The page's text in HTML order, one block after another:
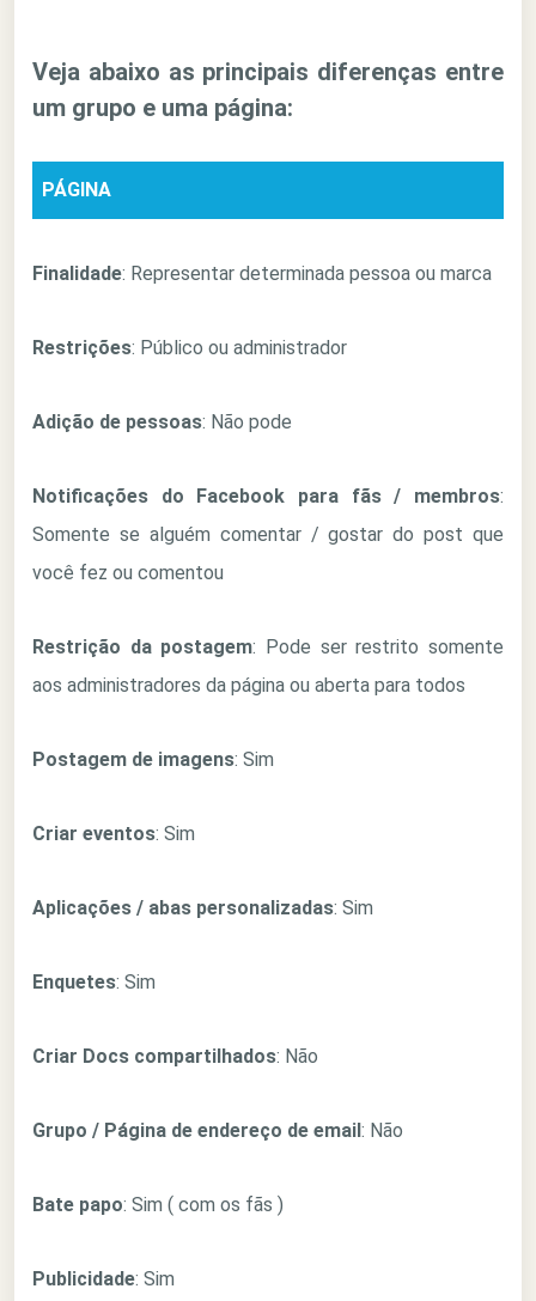
Veja abaixo as principais diferenças entre
um grupo e uma página:
PÁGINA
Finalidade: Representar determinada pessoa ou marca
Restrições: Público ou administrador
Adição de pessoas: Não pode
Notificações do Facebook para fãs / membros:
Somente se alguém comentar / gostar do post que
você fez ou comentou
Restrição da postagem: Pode ser restrito somente
aos administradores da página ou aberta para todos
Postagem de imagens: Sim
Criar eventos: Sim
Aplicações / abas personalizadas: Sim
Enquetes: Sim
Criar Docs compartilhados: Não
Grupo / Página de endereço de email: Não
Bate papo: Sim ( com os fãs )
Publicidade: Sim